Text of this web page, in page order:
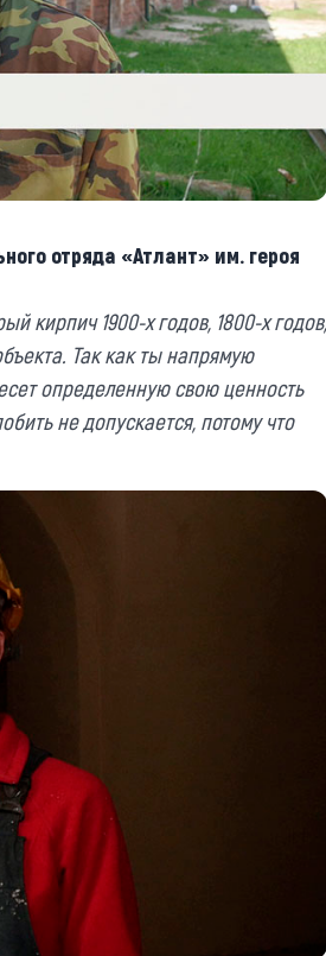
отряда «Атлант» им. героя
кирпич 1900-х годов, 1800-х годов,
Так как ты напрямую
определенную свою ценность
не допускается, потому что